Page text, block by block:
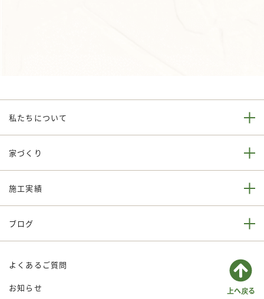
私たちについて
家づくり
施工実績
ブログ
よくあるご質問
お知らせ